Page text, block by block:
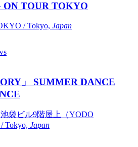
ON TOUR TOKYO
/ Tokyo, Japan
」 SUMMER DANCE
袋ビル9階屋上（YODO
Tokyo, Japan